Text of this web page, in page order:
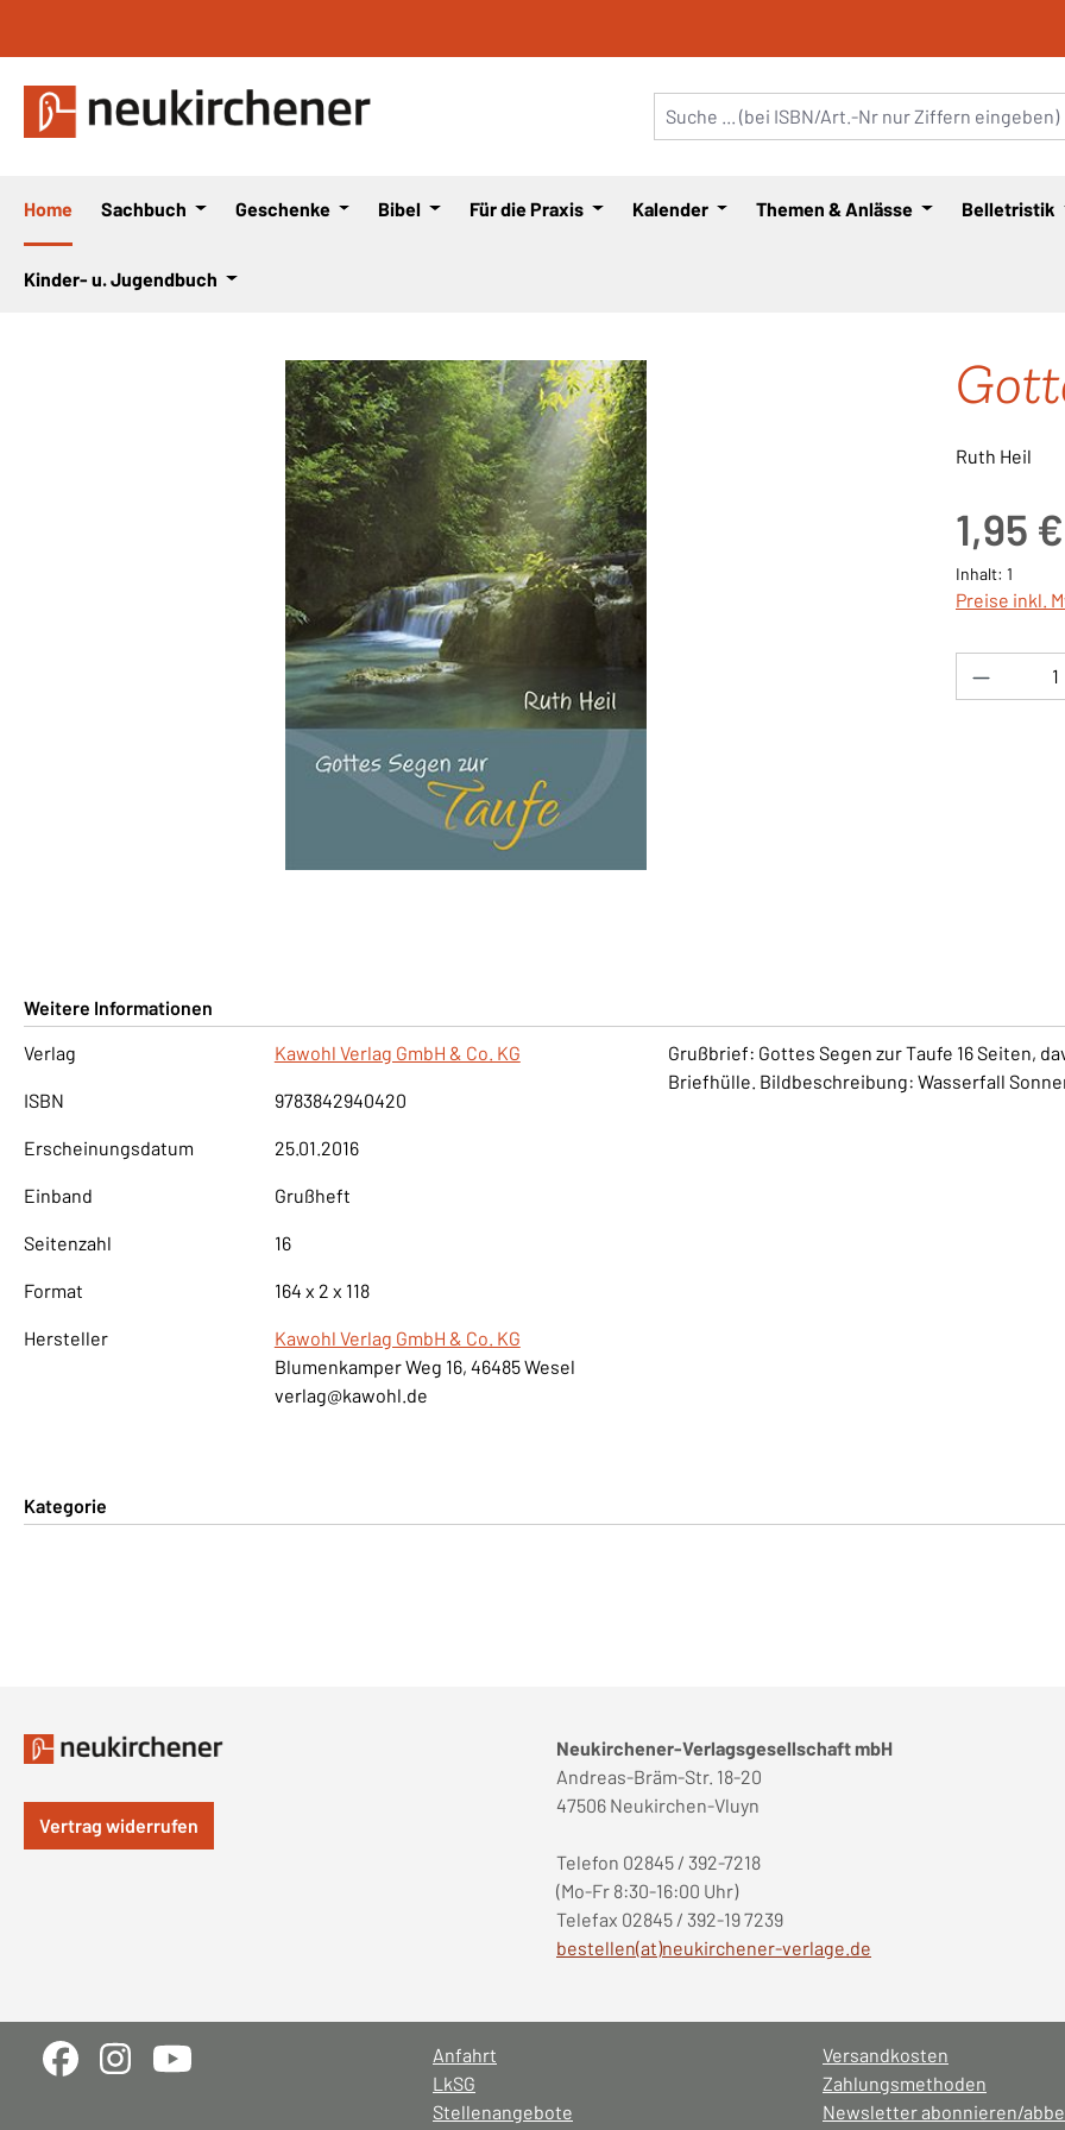
Home Sachbuch Geschenke Bibel Für die Praxis Kalender Themen & Anlässe Belletristik
Kinder- u. Jugendbuch
Ruth Heil
1,95 €
Inhalt: 1
Preise inkl.
Weitere Informationen
Verlag
Kawohl Verlag GmbH & Co. KG
ISBN 9783842940420
Erscheinungsdatum 25.01.2016
Einband Grußheft
Seitenzahl 16
Format 164 x 2 x 118
Hersteller
Kawohl Verlag GmbH & Co. KG
Blumenkamper Weg 16, 46485 Wesel
verlag@kawohl.de
Grußbrief: Gottes Segen zur Taufe 16 Seiten,
Briefhülle. Bildbeschreibung: Wasserfall
Kategorie
Vertrag widerrufen
Neukirchener-Verlagsgesellschaft mbH
Andreas-Bräm-Str. 18-20
47506 Neukirchen-Vluyn
Telefon 02845 / 392-7218
(Mo-Fr 8:30-16:00 Uhr)
Telefax 02845 / 392-19 7239
bestellen(at)neukirchener-verlage.de
Anfahrt
LkSG
Stellenangebote
Versandkosten
Zahlungsmethoden
Newsletter abonnieren/